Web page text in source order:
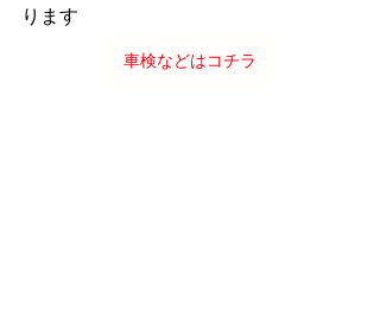
ります
車検などはコチラ